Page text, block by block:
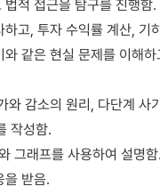
적 접근을 탐구를 진행함.
고, 투자 수익률 계산, 기
같은 현실 문제를 이해
감소의 원리, 다단계 사
작성함.
그래프를 사용하여 설명
을 받음.